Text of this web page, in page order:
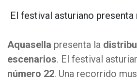
El festival asturiano
Aquasella presenta la
escenarios. El festival
número 22. Una recorrido